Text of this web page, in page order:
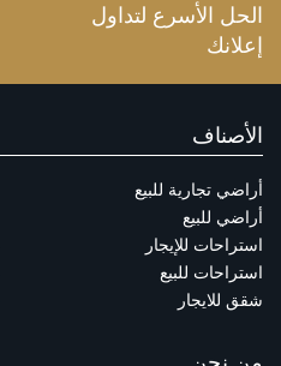
الحل الأسرع لتداول
إعلانك
الأصناف
أراضي تجارية للبيع
أراضي للبيع
استراحات للإيجار
استراحات للبيع
شقق للايجار